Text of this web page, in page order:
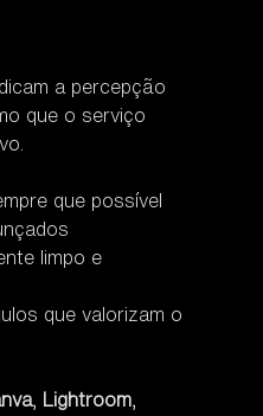
a percepção
que o serviço
que possível
limpo e
que valorizam o
, Lightroom,